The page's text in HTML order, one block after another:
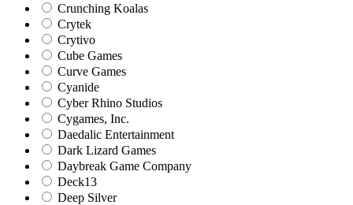
Crunching Koalas
Crytek
Crytivo
Cube Games
Curve Games
Cyanide
Cyber Rhino Studios
Cygames, Inc.
Daedalic Entertainment
Dark Lizard Games
Daybreak Game Company
Deck13
Deep Silver